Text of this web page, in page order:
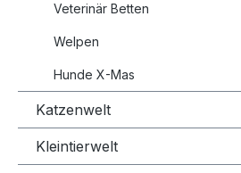
Veterinär Betten
Welpen
Hunde X-Mas
Katzenwelt
Kleintierwelt